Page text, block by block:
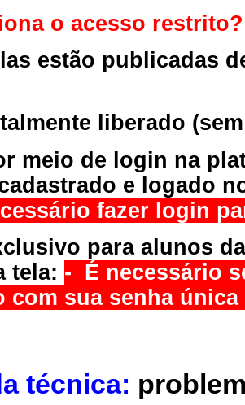
o acesso restrito?
estão publicadas
liberado
meio de login na
e logado
fazer login
para alunos
tela: - É necessário
com sua senha
técnica: